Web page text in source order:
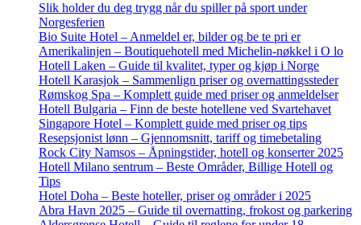
Slik holder du deg trygg når du spiller på sport under
Norgesferien
Bio Suite Hotel – Anmeldel er, bilder og be te pri er
Amerikalinjen – Boutiquehotell med Michelin-nøkkel i O lo
Hotell Laken – Guide til kvalitet, typer og kjøp i Norge
Hotell Karasjok – Sammenlign priser og overnattingssteder
Rømskog Spa – Komplett guide med priser og anmeldelser
Hotell Bulgaria – Finn de beste hotellene ved Svartehavet
Singapore Hotel – Komplett guide med priser og tips
Resepsjonist lønn – Gjennomsnitt, tariff og timebetaling
Rock City Namsos – Åpningstider, hotell og konserter 2025
Hotell Milano sentrum – Beste Områder, Billige Hotell og
Tips
Hotel Doha – Beste hoteller, priser og områder i 2025
Abra Havn 2025 – Guide til overnatting, frokost og parkering